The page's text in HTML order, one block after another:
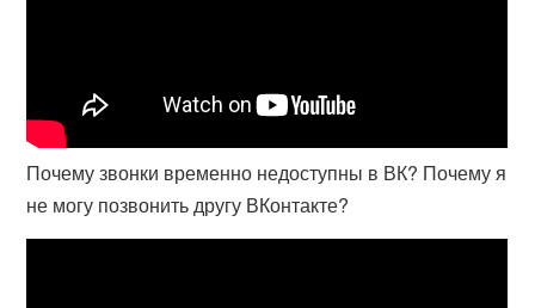
Почему звонки временно недоступны в ВК? Почему я
не могу позвонить другу ВКонтакте?